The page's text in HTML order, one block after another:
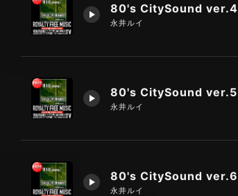
80's CitySound ver.4
永井ルイ
80's CitySound ver.5
永井ルイ
80's CitySound ver.6
永井ルイ